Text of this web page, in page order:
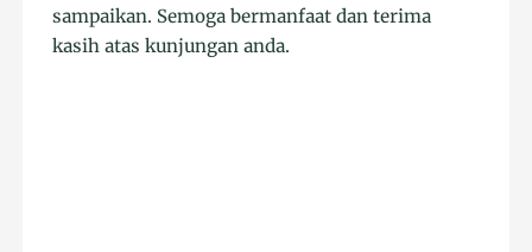
sampaikan. Semoga bermanfaat dan terima
kasih atas kunjungan anda.